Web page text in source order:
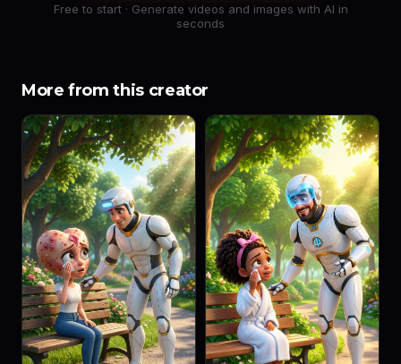
Free to start · Generate videos and images with AI in
seconds
More from this creator